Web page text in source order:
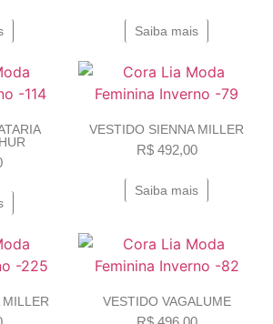
Saiba mais
VESTIDO SIENNA MILLER
R$492,00
Saiba mais
VESTIDO VAGALUME